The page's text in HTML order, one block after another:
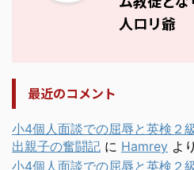
人ロリ爺
最近のコメント
小4個人面談での屈辱と英検２
出親子の奮闘記 に Hamrey より
小4個人面談での屈辱と英検２